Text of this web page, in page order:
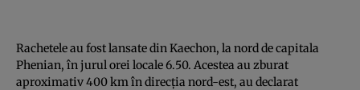
Rachetele au fost lansate din Kaechon, la nord de capitala
Phenian, în jurul orei locale 6.50. Acestea au zburat
aproximativ 400 km în direcția nord-est, au declarat